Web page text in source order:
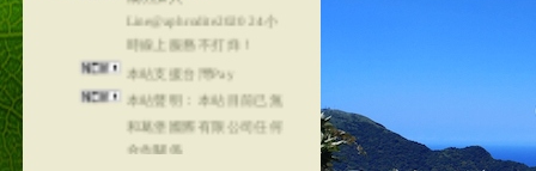
時線上服務不打烊！
本站支援台灣Pay
本站聲明：本站目前已無
和葛堡國際有限公司任何
合作關係
本站支援支付宝